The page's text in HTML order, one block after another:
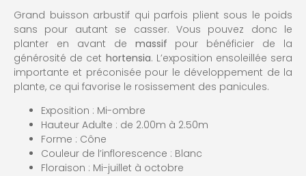
Grand buisson arbustif qui parfois plient sous le poids
sans pour autant se casser. Vous pouvez donc le
planter en avant de massif pour bénéficier de la
générosité de cet hortensia. L’exposition ensoleillée sera
importante et préconisée pour le développement de la
plante, ce qui favorise le rosissement des panicules.
Exposition : Mi-ombre
Hauteur Adulte : de 2.00m à 2.50m
Forme : Cône
Couleur de l’inflorescence : Blanc
Floraison : Mi-juillet à octobre